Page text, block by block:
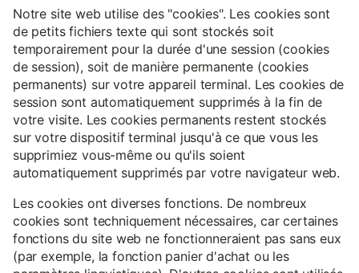
Notre site web utilise des "cookies". Les cookies sont
de petits fichiers texte qui sont stockés soit
temporairement pour la durée d'une session (cookies
de session), soit de manière permanente (cookies
permanents) sur votre appareil terminal. Les cookies de
session sont automatiquement supprimés à la fin de
votre visite. Les cookies permanents restent stockés
sur votre dispositif terminal jusqu'à ce que vous les
supprimiez vous-même ou qu'ils soient
automatiquement supprimés par votre navigateur web.
Les cookies ont diverses fonctions. De nombreux
cookies sont techniquement nécessaires, car certaines
fonctions du site web ne fonctionneraient pas sans eux
(par exemple, la fonction panier d'achat ou les